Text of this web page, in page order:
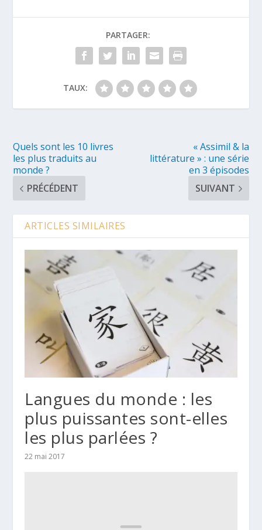
PARTAGER:
TAUX:
Quels sont les 10 livres
les plus traduits au
monde ?
PRÉCÉDENT
« Assimil & la
littérature » : une série
en 3 épisodes
SUIVANT
ARTICLES SIMILAIRES
Langues du monde : les
plus puissantes sont-elles
les plus parlées ?
22 mai 2017